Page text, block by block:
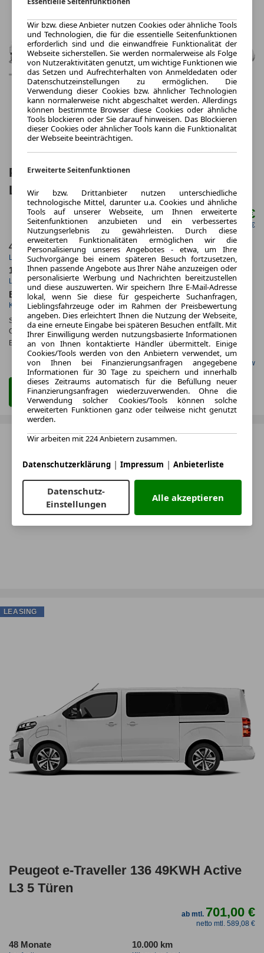
Peugeot e-Traveller 136 49KWH Active
L3 5 Türen
ab mtl.696,00 €
netto mtl. 584,87 €
48 Monate
Laufzeit
10.000 km
Kilometerstand
1.44
Leasingfaktor
ca. 100 kW (136 PS)
Leistung
Elektro
Kraftstoff
Stromverbr.¹: ca. kWh/100km(komb.)
CO
-Emissionen*:ca. 0 g/km(komb.)
Effizienzklasse:
A
Gefunden auf Carwow
Zum Leasing Angebot
Peugeot e-Traveller 136 49KWH Active
L3 5 Türen
ab mtl. 701,00 €
netto mtl. 589,08 €
48 Monate 10.000 km
LEASING
Wir bzw. diese Anbieter nutzen Cookies oder ähnliche Tools
und Technologien, die für die essentielle Seitenfunktionen
erforderlich sind und die einwandfreie Funktionalität der
Webseite sicherstellen. Sie werden normalerweise als Folge
von Nutzeraktivitäten genutzt, um wichtige Funktionen wie
das Setzen und Aufrechterhalten von Anmeldedaten oder
Datenschutzeinstellungen zu ermöglichen. Die
Verwendung dieser Cookies bzw. ähnlicher Technologien
kann normalerweise nicht abgeschaltet werden. Allerdings
können bestimmte Browser diese Cookies oder ähnliche
Tools blockieren oder Sie darauf hinweisen. Das Blockieren
dieser Cookies oder ähnlicher Tools kann die Funktionalität
der Webseite beeinträchtigen.
Erweiterte Seitenfunktionen
Wir bzw. Drittanbieter nutzen unterschiedliche
technologische Mittel, darunter u.a. Cookies und ähnliche
Tools auf unserer Webseite, um Ihnen erweiterte
Seitenfunktionen anzubieten und ein verbessertes
Nutzungserlebnis zu gewährleisten. Durch diese
erweiterten Funktionalitäten ermöglichen wir die
Personalisierung unseres Angebotes - etwa, um Ihre
Suchvorgänge bei einem späteren Besuch fortzusetzen,
Ihnen passende Angebote aus Ihrer Nähe anzuzeigen oder
personalisierte Werbung und Nachrichten bereitzustellen
und diese auszuwerten. Wir speichern Ihre E-Mail-Adresse
lokal, wenn Sie diese für gespeicherte Suchanfragen,
Lieblingsfahrzeuge oder im Rahmen der Preisbewertung
angeben. Dies erleichtert Ihnen die Nutzung der Webseite,
da eine erneute Eingabe bei späteren Besuchen entfällt. Mit
Ihrer Einwilligung werden nutzungsbasierte Informationen
an von Ihnen kontaktierte Händler übermittelt. Einige
Cookies/Tools werden von den Anbietern verwendet, um
von Ihnen bei Finanzierungsanfragen angegebene
Informationen für 30 Tage zu speichern und innerhalb
dieses Zeitraums automatisch für die Befüllung neuer
Finanzierungsanfragen wiederzuverwenden. Ohne die
Verwendung solcher Cookies/Tools können solche
erweiterten Funktionen ganz oder teilweise nicht genutzt
werden.
Wir arbeiten mit 224 Anbietern zusammen.
Datenschutzerklärung | Impressum | Anbieterliste
Datenschutz-
Einstellungen
Alle akzeptieren